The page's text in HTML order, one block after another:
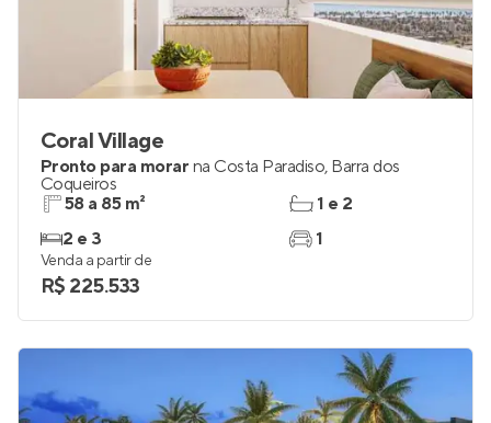
Coral Village
Pronto para morar na Costa Paradiso, Barra dos
Coqueiros
58 a 85 m²
2 e 3
1 e 2
1
Venda a partir de
R$ 225.533